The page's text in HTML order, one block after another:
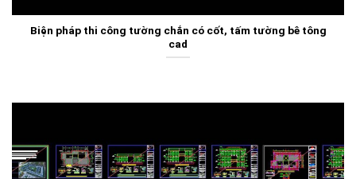
Biện pháp thi công tường chắn có cốt, tấm tường bê tông
cad